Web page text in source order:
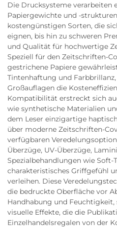
Die Drucksysteme verarbeiten
Papiergewichte und -
kostengünstigen Sorten, die
eignen, bis hin zu schweren
und Qualität für hochwertige
Speziell für den Zeitschriften-
gestrichene Papiere
Tintenhaftung und
Großauflagen die
Kompatibilität erstreckt sich
wie synthetische Materialien
dem Leser einzigartige
über moderne Zeitschriften-
verfügbaren
Überzüge, UV-Überzüge,
Spezialbehandlungen wie Soft-
charakteristisches Griffgefühl
verleihen. Diese
die bedruckte Oberfläche vor
Handhabung und Feuchtigkeit,
visuelle Effekte, die die
Einzelhandelsregalen von der